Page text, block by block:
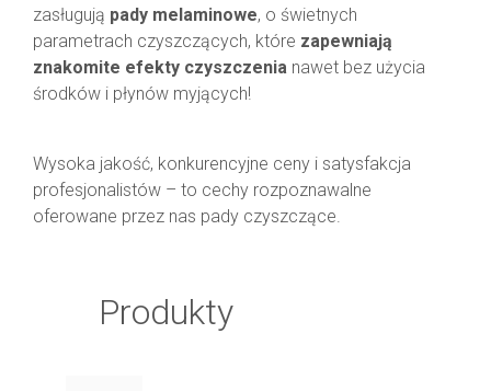
Do zamiatarek
Wielofunkcyjne urządzenia czyszczące Cleanlogis
Chemia czyszcząca
Akcesoria i części
zasługują pady melaminowe, o świetnych
parametrach czyszczących, które zapewniają
znakomite efekty czyszczenia nawet bez użycia
środków i płynów myjących!
Wysoka jakość, konkurencyjne ceny i satysfakcja
profesjonalistów – to cechy rozpoznawalne
oferowane przez nas pady czyszczące.
Produkty